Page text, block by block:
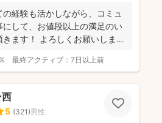
経験も活かしながら、コミュ
にして、お値段以上の満足のい
きます！ よろしくお願いします
最終アクティブ： 7日以上前
5 (321)男性